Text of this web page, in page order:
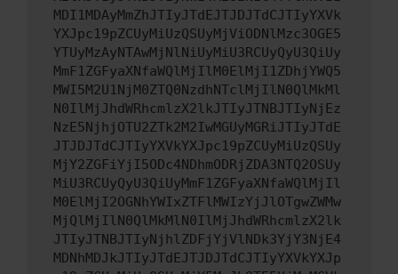
MDI1MDAyMmZhJTIyJTdEJTJDJTdCJTIyYXVk
YXJpc19pZCUyMiUzQSUyMjViODNlMzc3OGE5
YTUyMzAyNTAwMjNlNiUyMiU3RCUyQyU3QiUy
MmF1ZGFyaXNfaWQlMjIlM0ElMjI1ZDhjYWQ5
MWI5M2U1NjM0ZTQ0NzdhNTclMjIlN0QlMkMl
N0IlMjJhdWRhcmlzX2lkJTIyJTNBJTIyNjEz
NzE5NjhjOTU2ZTk2M2IwMGUyMGRiJTIyJTdE
JTJDJTdCJTIyYXVkYXJpc19pZCUyMiUzQSUy
MjY2ZGFiYjI5ODc4NDhmODRjZDA3NTQ2OSUy
MiU3RCUyQyU3QiUyMmF1ZGFyaXNfaWQlMjIl
M0ElMjI2OGNhYWIxZTFlMWIzYjJlOTgwZWMw
MjQlMjIlN0QlMkMlN0IlMjJhdWRhcmlzX2lk
JTIyJTNBJTIyNjhlZDFjYjVlNDk3YjY3NjE4
MDNhMDJkJTIyJTdEJTJDJTdCJTIyYXVkYXJp